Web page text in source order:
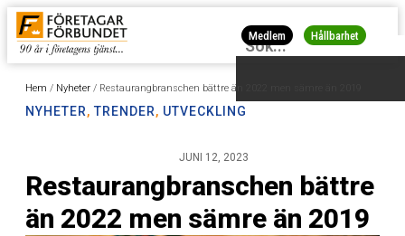
Medlem Hållbarhet
Hem / Nyheter / Restaurangbranschen bättre än 2022 men sämre än 2019
NYHETER, TRENDER, UTVECKLING
JUNI 12, 2023
Restaurangbranschen bättre
än 2022 men sämre än 2019